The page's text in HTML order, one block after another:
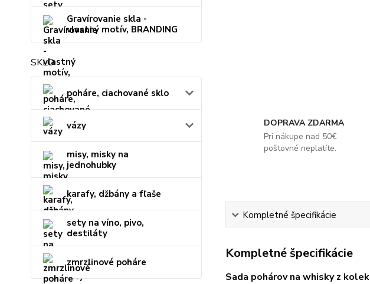
Gravírovanie skla -
vlastný motív, BRANDING
SKLO
poháre, ciachované sklo
vázy
misy, misky na
jednohubky
karafy, džbány a fľaše
sety na víno, pivo,
destiláty
zmrzlinové poháre
DOPRAVA ZDARMA
Pri nákupe nad 50€
poštovné neplatíte.
Kompletné špecifikácie
Kompletné špecifikácie
Sada pohárov na whisky z